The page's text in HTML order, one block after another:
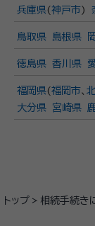
トップ 相続手続き
兵庫県(神戸市)
鳥取県 島根県
徳島県 香川県
福岡県(福岡市、
大分県
宮崎県